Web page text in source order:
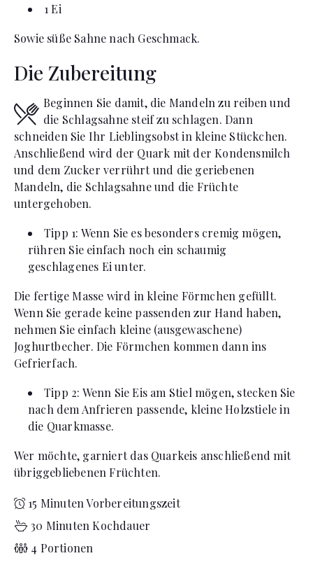
1 Ei
Sowie süße Sahne nach Geschmack.
Die Zubereitung
Beginnen Sie damit, die Mandeln zu reiben und
die Schlagsahne steif zu schlagen. Dann
schneiden Sie Ihr Lieblingsobst in kleine Stückchen.
Anschließend wird der Quark mit der Kondensmilch
und dem Zucker verrührt und die geriebenen
Mandeln, die Schlagsahne und die Früchte
untergehoben.
Tipp 1: Wenn Sie es besonders cremig mögen,
rühren Sie einfach noch ein schaumig
geschlagenes Ei unter.
Die fertige Masse wird in kleine Förmchen gefüllt.
Wenn Sie gerade keine passenden zur Hand haben,
nehmen Sie einfach kleine (ausgewaschene)
Joghurtbecher. Die Förmchen kommen dann ins
Gefrierfach.
Tipp 2: Wenn Sie Eis am Stiel mögen, stecken Sie
nach dem Anfrieren passende, kleine Holzstiele in
die Quarkmasse.
Wer möchte, garniert das Quarkeis anschließend mit
übriggebliebenen Früchten.
15 Minuten Vorbereitungszeit
30 Minuten Kochdauer
4 Portionen